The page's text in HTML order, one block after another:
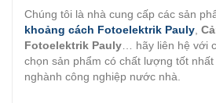
Chúng tôi là nhà cung cấp các sản
khoảng cách Fotoelektrik Pauly
Fotoelektrik Pauly … hãy liên hệ với
chọn sản phẩm có chất lượng tốt
nghành công nghiệp nước nhà.